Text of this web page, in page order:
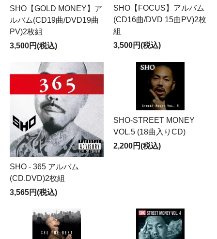
SHO【GOLD MONEY】ア
ルバム(CD19曲/DVD19曲
PV)2枚組
3,500円(税込)
SHO【FOCUS】アルバム
(CD16曲/DVD 15曲PV)2枚
組
3,500円(税込)
SHO - 365 アルバム
(CD.DVD)2枚組
3,565円(税込)
SHO-STREET MONEY
VOL.5 (18曲入りCD)
2,200円(税込)